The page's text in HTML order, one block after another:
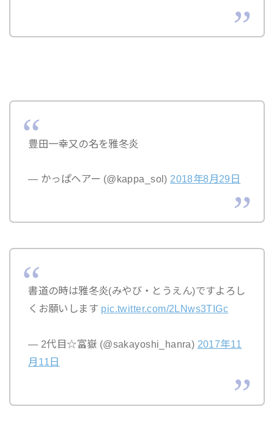
豊田一幸又の名を雅冬炎
— かっぱヘアー (@kappa_sol) 2018年8月29日
書道の時は雅冬炎(みやび・とうえん)ですよろし
くお願いします pic.twitter.com/2LNws3TIGc
— 2代目☆富嶽 (@sakayoshi_hanra) 2017年11
月11日